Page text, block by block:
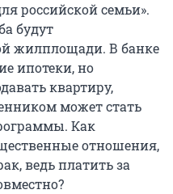
российской семьи».
будут
жилплощади. В банке
ипотеки, но
квартиру,
может стать
Как
отношения,
ведь платить за